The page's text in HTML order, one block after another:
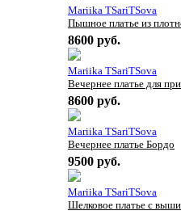
Mariika TSariTSova
Пышное платье из
8600 руб.
Mariika TSariTSova
Вечернее платье для
8600 руб.
Mariika TSariTSova
Вечернее платье Бордо
9500 руб.
Mariika TSariTSova
Шелковое платье с